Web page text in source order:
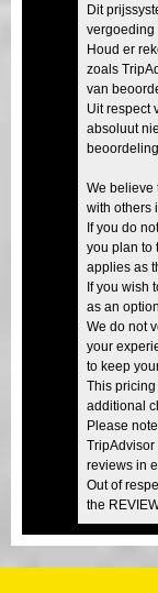
Dit
vergoeding
Houd er
zoals
van
Uit respect
absoluut
We believe
with others
If you do
you plan to
applies as
If you wish
as an
We do not
your
to keep
This pricing
additional
Please
reviews in
Out of
the